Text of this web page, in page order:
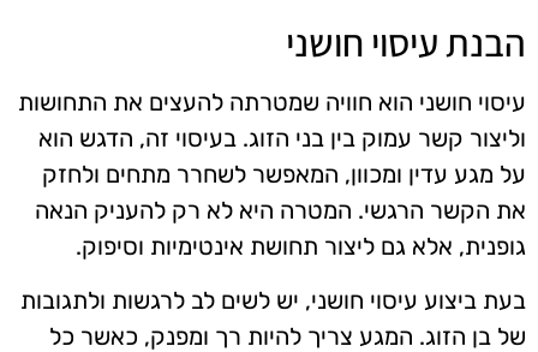
הבנת עיסוי חושני
עיסוי חושני הוא חוויה שמטרתה להעצים את התחושות
וליצור קשר עמוק בין בני הזוג. בעיסוי זה, הדגש הוא
על מגע עדין ומכוון, המאפשר לשחרר מתחים ולחזק
את הקשר הרגשי. המטרה היא לא רק להעניק הנאה
גופנית, אלא גם ליצור תחושת אינטימיות וסיפוק.
בעת ביצוע עיסוי חושני, יש לשים לב לרגשות ולתגובות
של בן הזוג. המגע צריך להיות רך ומפנק, כאשר כל